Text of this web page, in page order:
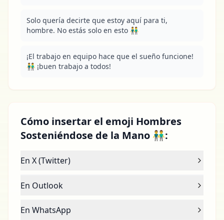
Solo quería decirte que estoy aquí para ti,
hombre. No estás solo en esto 👬
¡El trabajo en equipo hace que el sueño funcione!
👬 ¡buen trabajo a todos!
Cómo insertar el emoji Hombres
Sosteniéndose de la Mano 👬:
En X (Twitter)
En Outlook
En WhatsApp